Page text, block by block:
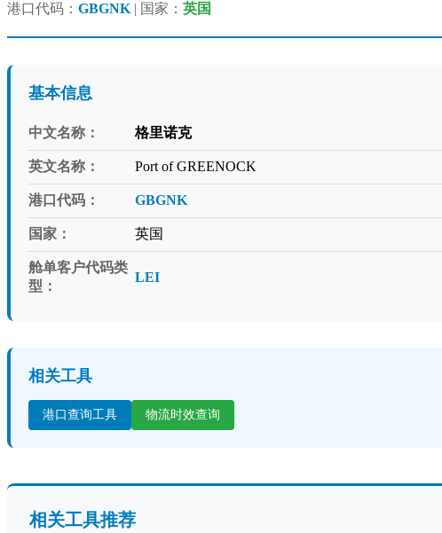
港口代码： GBGNK | 国家： 英国
基本信息
中文名称： 格里诺克
英文名称： Port of GREENOCK
港口代码： GBGNK
国家： 英国
舱单客户代码类
型：
LEI
相关工具
港口查询工具 物流时效查询
相关工具推荐